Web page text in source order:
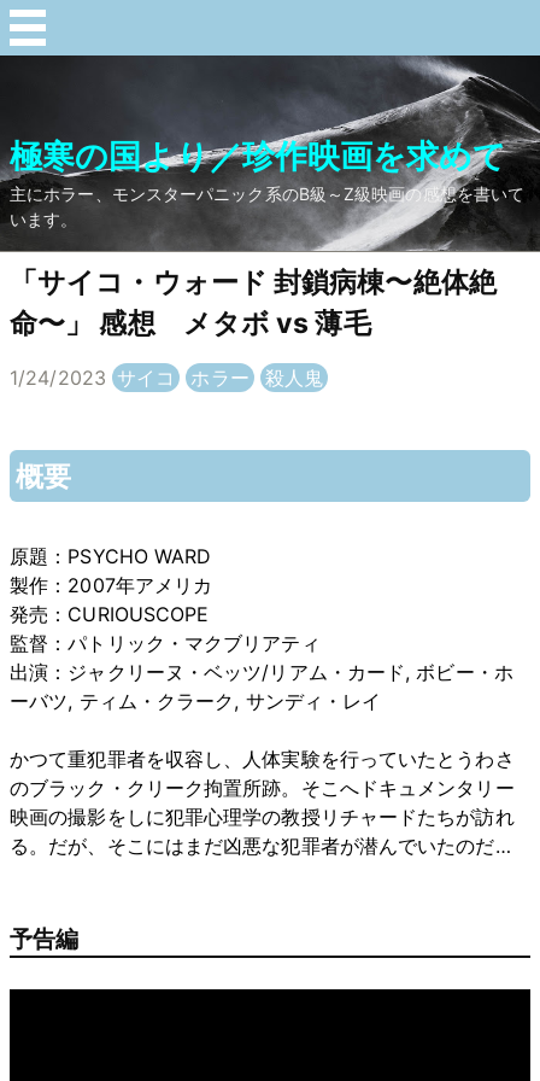
極寒の国より／珍作映画を求めて
主にホラー、モンスターパニック系のB級～Z級映画の感想を書いて
います。
「サイコ・ウォード 封鎖病棟〜絶体絶
命〜」 感想 メタボ vs 薄毛
1/24/2023 サイコ ホラー 殺人鬼
概要
原題：PSYCHO WARD
製作：2007年アメリカ
発売：CURIOUSCOPE
監督：パトリック・マクブリアティ
出演：ジャクリーヌ・ベッツ/リアム・カード, ボビー・ホ
ーバツ, ティム・クラーク, サンディ・レイ
かつて重犯罪者を収容し、人体実験を行っていたとうわさ
のブラック・クリーク拘置所跡。そこへドキュメンタリー
映画の撮影をしに犯罪心理学の教授リチャードたちが訪れ
る。だが、そこにはまだ凶悪な犯罪者が潜んでいたのだ…
予告編